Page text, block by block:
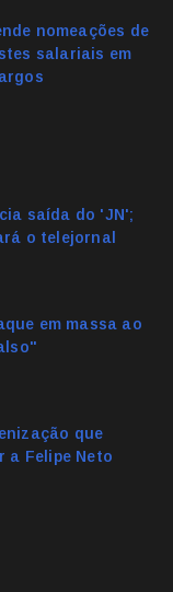
nomeações de
salariais em
saída do 'JN';
o telejornal
em massa ao
que
a Felipe Neto